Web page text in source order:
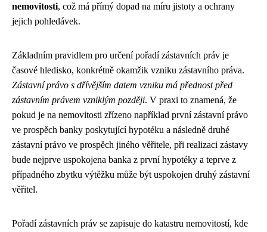
nemovitosti, což má přímý dopad na míru jistoty a ochrany
jejich pohledávek.
Základním pravidlem pro určení pořadí zástavních práv je
časové hledisko, konkrétně okamžik vzniku zástavního práva.
Zástavní právo s dřívějším datem vzniku má přednost před
zástavním právem vzniklým později. V praxi to znamená, že
pokud je na nemovitosti zřízeno například první zástavní právo
ve prospěch banky poskytující hypotéku a následně druhé
zástavní právo ve prospěch jiného věřitele, při realizaci zástavy
bude nejprve uspokojena banka z první hypotéky a teprve z
případného zbytku výtěžku může být uspokojen druhý zástavní
věřitel.
Pořadí zástavních práv se zapisuje do katastru nemovitostí, kde